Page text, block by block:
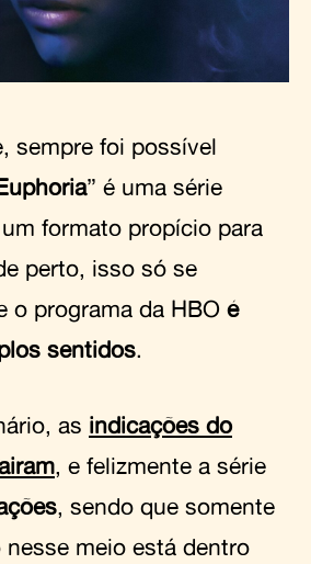
sempre foi possível
” é uma série
formato propício para
perto, isso só se
o programa da HBO é
sentidos.
as indicações do
, e felizmente a série
, sendo que somente
nesse meio está dentro